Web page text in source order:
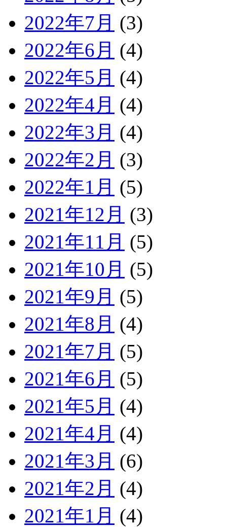
2022年7月 (3)
2022年6月 (4)
2022年5月 (4)
2022年4月 (4)
2022年3月 (4)
2022年2月 (3)
2022年1月 (5)
2021年12月 (3)
2021年11月 (5)
2021年10月 (5)
2021年9月 (5)
2021年8月 (4)
2021年7月 (5)
2021年6月 (5)
2021年5月 (4)
2021年4月 (4)
2021年3月 (6)
2021年2月 (4)
2021年1月 (4)